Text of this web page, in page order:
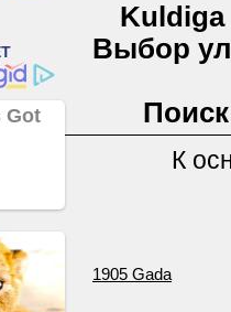
Kuldiga
Выбор
К
1905 Gada